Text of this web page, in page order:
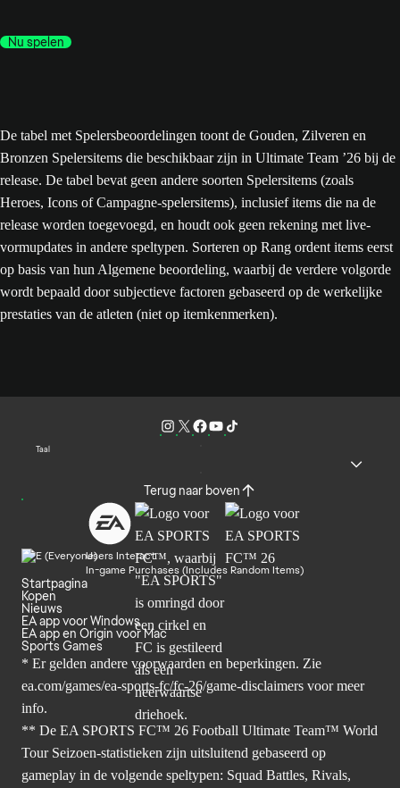
Nu spelen
De tabel met Spelersbeoordelingen toont de Gouden, Zilveren en
Bronzen Spelersitems die beschikbaar zijn in Ultimate Team ’26 bij de
release. De tabel bevat geen andere soorten Spelersitems (zoals
Heroes, Icons of Campagne-spelersitems), inclusief items die na de
release worden toegevoegd, en houdt ook geen rekening met live-
vormupdates in andere speltypen. Sorteren op Rang ordent items eerst
op basis van hun Algemene beoordeling, waarbij de verdere volgorde
wordt bepaald door subjectieve factoren gebaseerd op de werkelijke
prestaties van de atleten (niet op itemkenmerken).
Taal
Terug naar boven
Users Interact
In-game Purchases (Includes Random Items)
Startpagina
Kopen
Nieuws
EA app voor Windows
EA app en Origin voor Mac
Sports Games
* Er gelden andere voorwaarden en beperkingen. Zie
ea.com/games/ea-sports-fc/fc-26/game-disclaimers voor meer
info.
** De EA SPORTS FC™ 26 Football Ultimate Team™ World
Tour Seizoen-statistieken zijn uitsluitend gebaseerd op
gameplay in de volgende speltypen: Squad Battles, Rivals,